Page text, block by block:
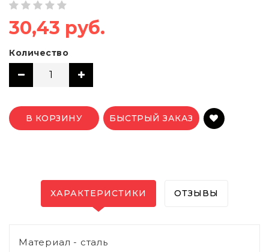
30,43 руб.
Количество
В КОРЗИНУ БЫСТРЫЙ ЗАКАЗ
ХАРАКТЕРИСТИКИ ОТЗЫВЫ
Материал - сталь